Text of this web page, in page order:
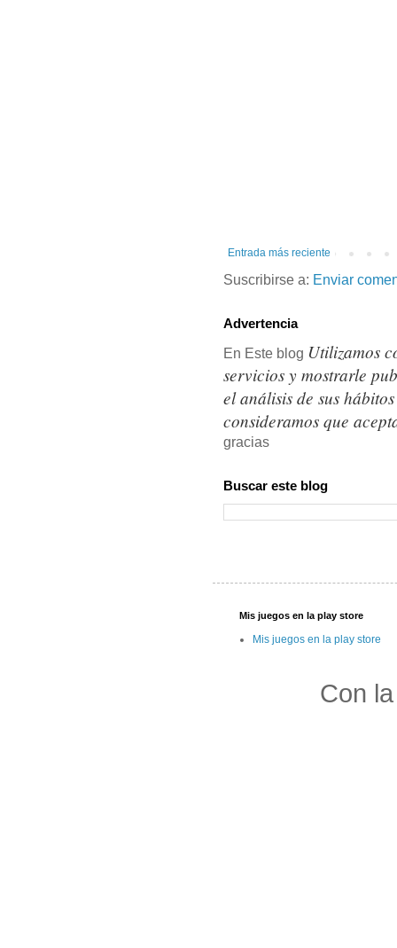
Entrada más reciente
Suscribirse a: Enviar
Advertencia
En Este blog Utilizamos
servicios y mostrarle
el análisis de sus
consideramos que
gracias
Buscar este blog
Mis juegos en la play store
Mis juegos en la play store
Con